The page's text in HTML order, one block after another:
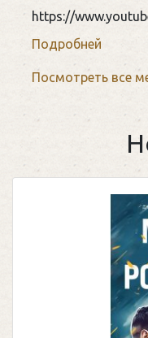
https://
Подробней
Посмотреть все